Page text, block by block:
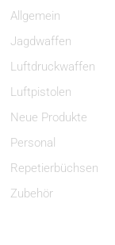
Allgemein
Jagdwaffen
Luftdruckwaffen
Luftpistolen
Neue Produkte
Personal
Repetierbüchsen
Zubehör